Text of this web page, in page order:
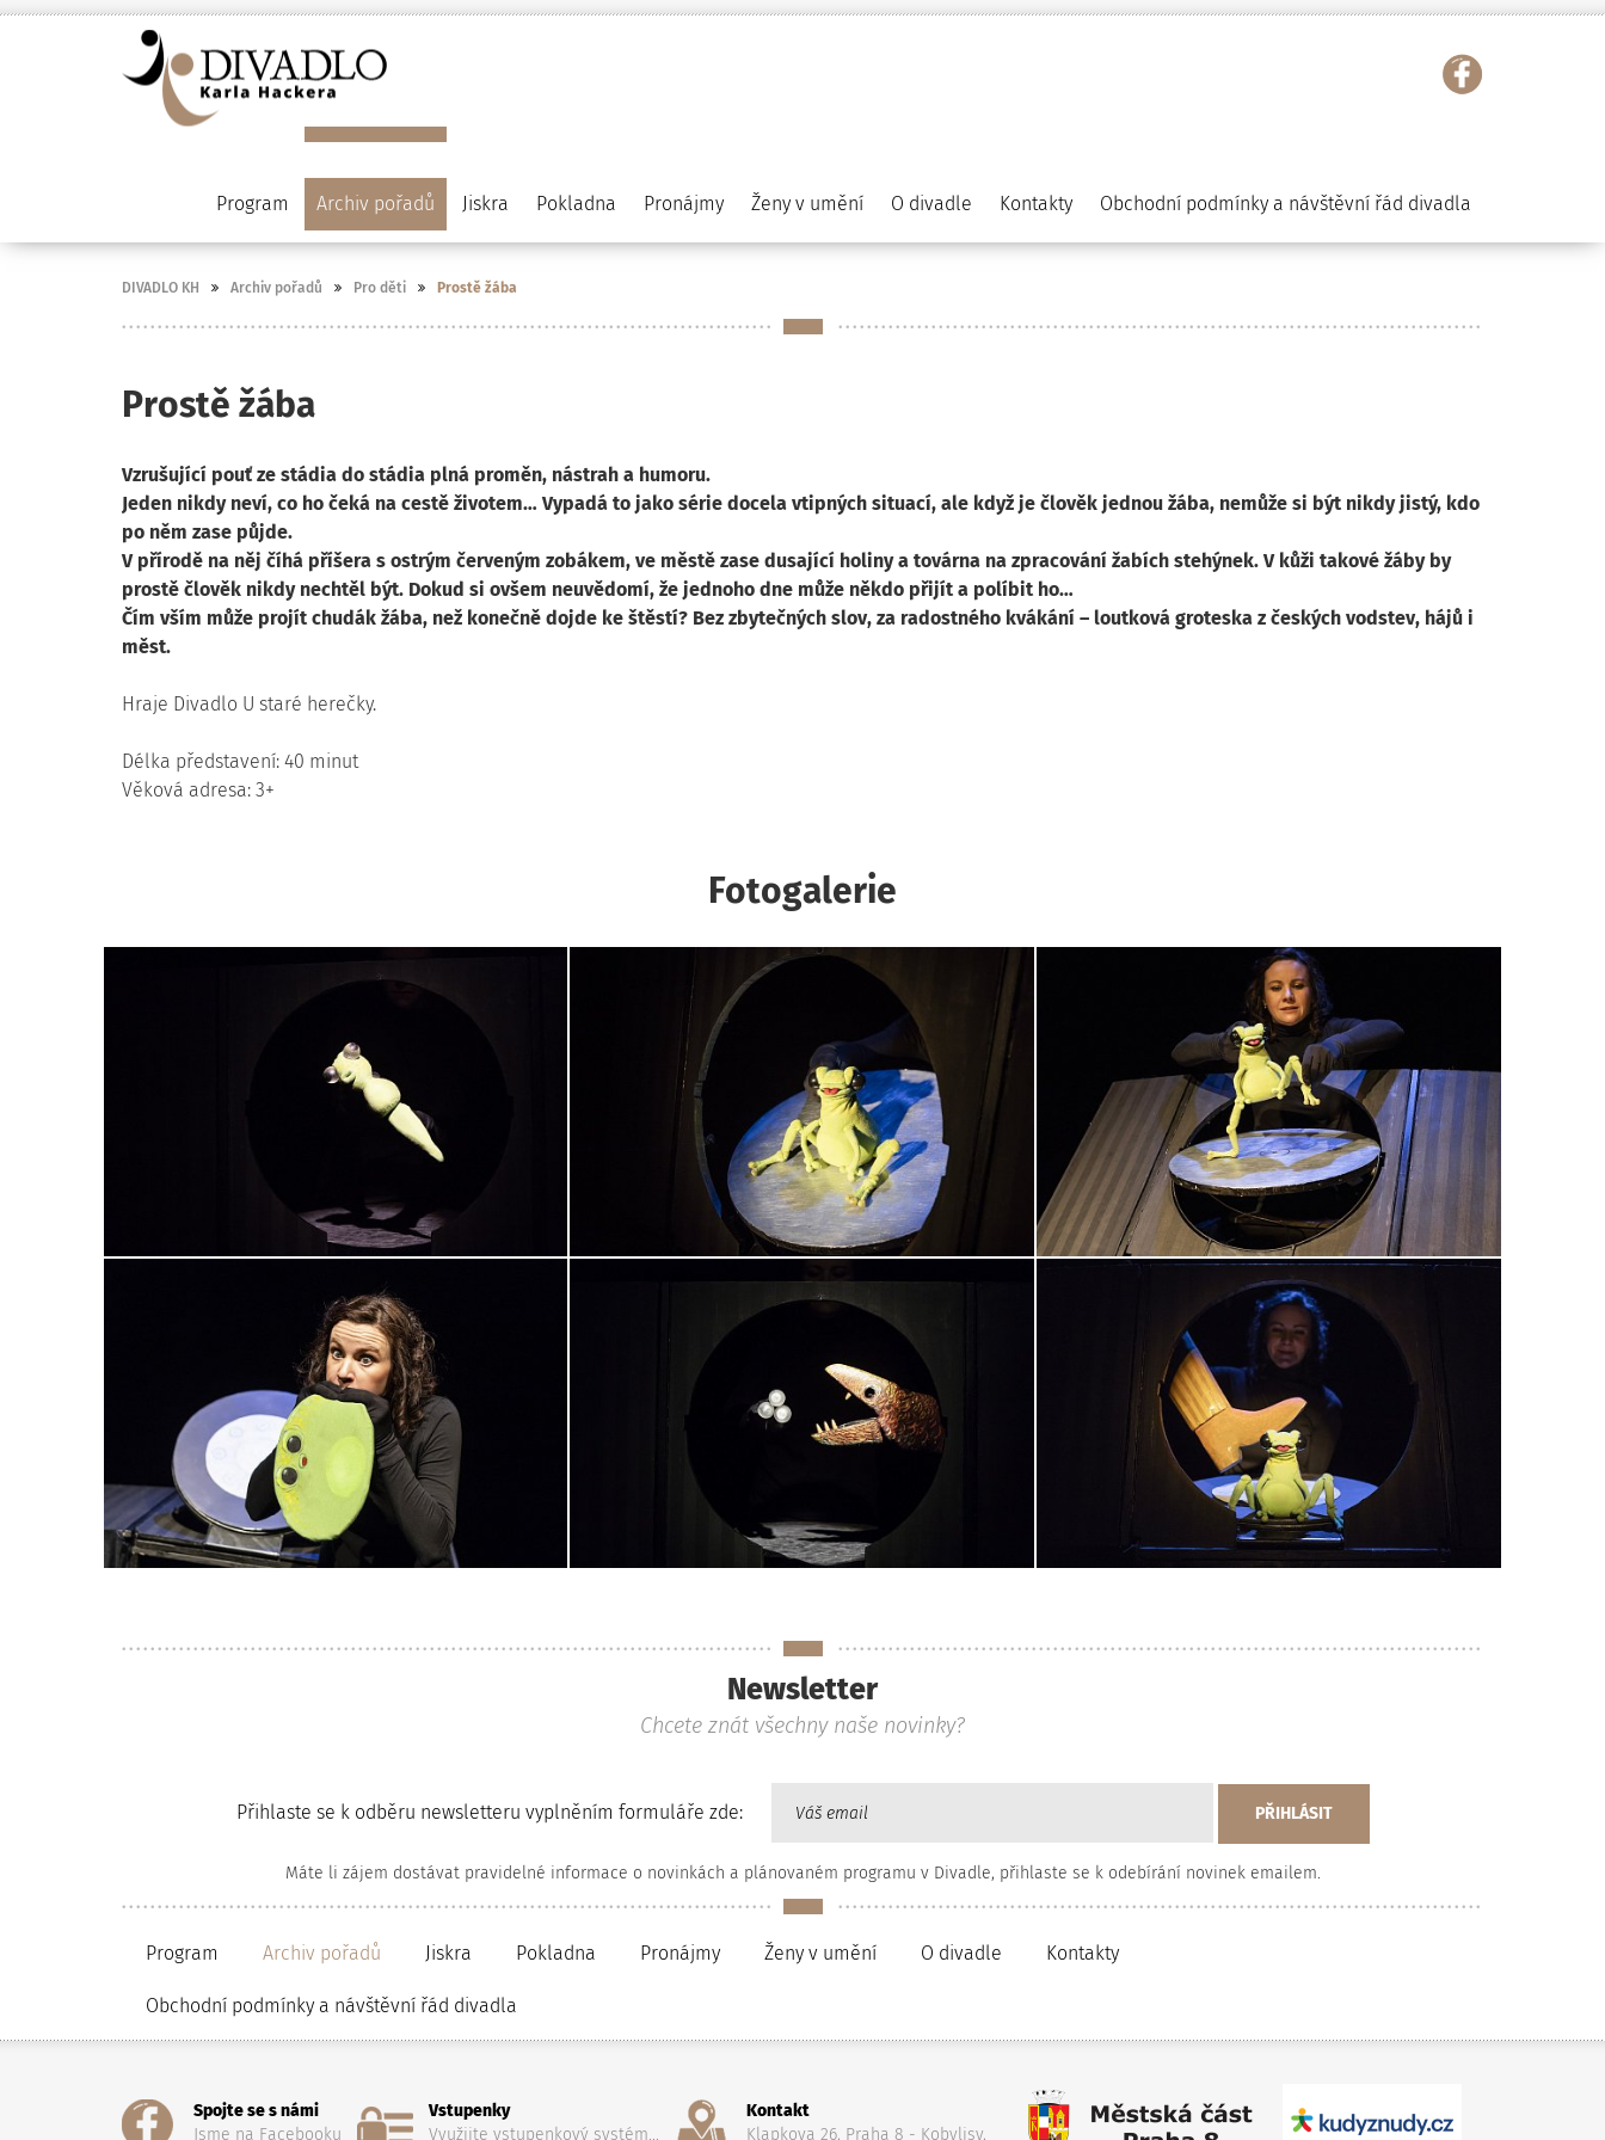
Program Archiv pořadů Jiskra Pokladna Pronájmy Ženy v umění O divadle Kontakty Obchodní podmínky a návštěvní řád divadla
DIVADLO KH Archiv pořadů Pro děti Prostě žába
Prostě žába
Vzrušující pouť ze stádia do stádia plná proměn, nástrah a humoru.
Jeden nikdy neví, co ho čeká na cestě životem… Vypadá to jako série docela vtipných situací, ale když je člověk jednou žába, nemůže si být nikdy jistý, kdo
po něm zase půjde.
V přírodě na něj číhá příšera s ostrým červeným zobákem, ve městě zase dusající holiny a továrna na zpracování žabích stehýnek. V kůži takové žáby by
prostě člověk nikdy nechtěl být. Dokud si ovšem neuvědomí, že jednoho dne může někdo přijít a políbit ho…
Čím vším může projít chudák žába, než konečně dojde ke štěstí? Bez zbytečných slov, za radostného kvákání – loutková groteska z českých vodstev, hájů i
měst.
Hraje Divadlo U staré herečky.
Délka představení: 40 minut
Věková adresa: 3+
Fotogalerie
Newsletter
Chcete znát všechny naše novinky?
Přihlaste se k odběru newsletteru vyplněním formuláře zde:
Máte li zájem dostávat pravidelné informace o novinkách a plánovaném programu v Divadle, přihlaste se k odebírání novinek emailem.
Program Archiv pořadů Jiskra Pokladna Pronájmy Ženy v umění O divadle Kontakty
Obchodní podmínky a návštěvní řád divadla
Spojte se s námi
Jsme na Facebooku
Vstupenky
Využijte vstupenkový systém...
Kontakt
Klapkova 26, Praha 8 - Kobylisy,